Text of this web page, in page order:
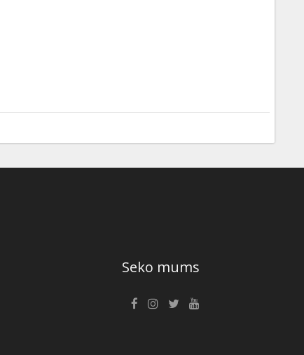
Seko mums